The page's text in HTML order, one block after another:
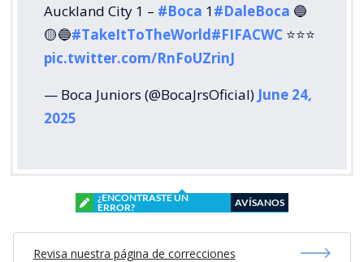
Auckland City 1 – #Boca 1#DaleBoca 🔵
🟡🔵#TakeItToTheWorld#FIFACWC ⭐️⭐️⭐️
pic.twitter.com/RnFoUZrinJ
— Boca Juniors (@BocaJrsOficial) June 24,
2025
¿ENCONTRASTE UN
ERROR?
AVÍSANOS
Revisa nuestra página de correcciones